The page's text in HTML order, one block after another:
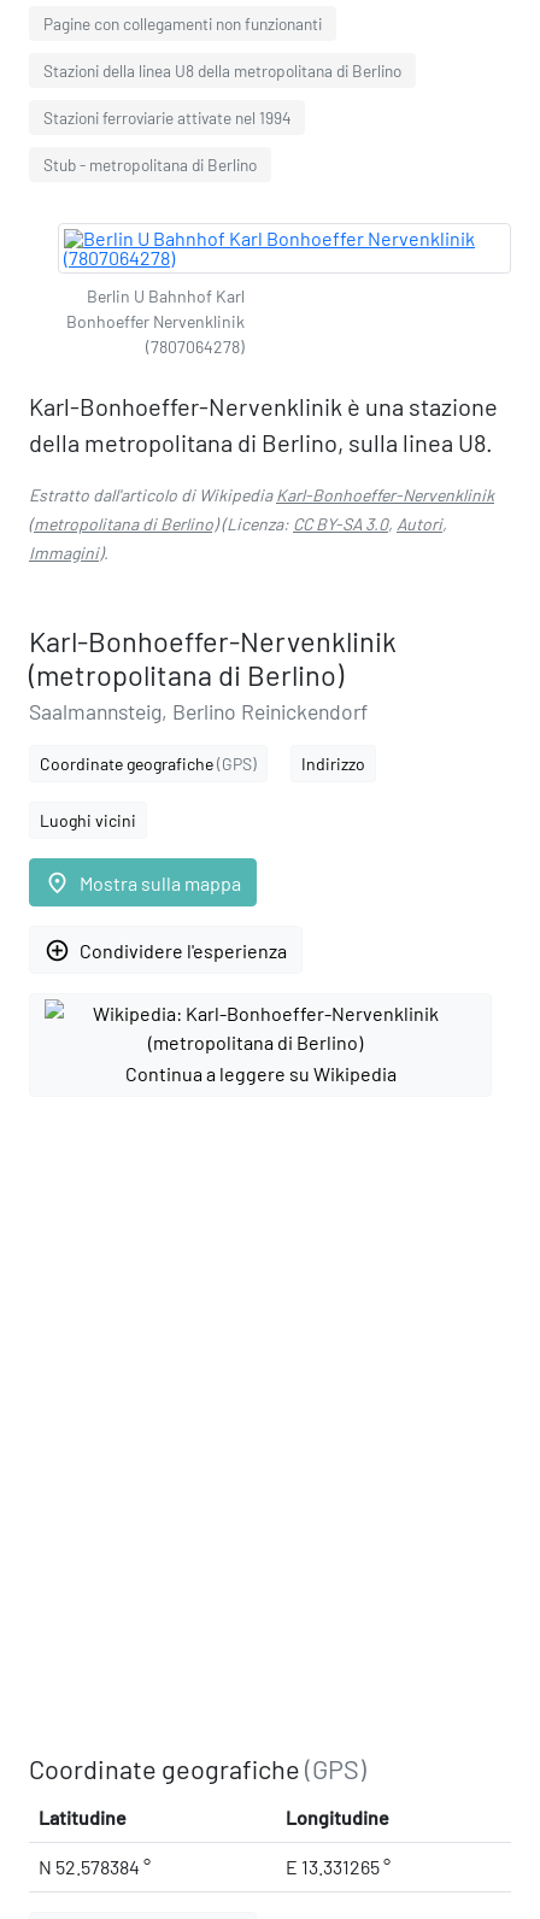
Pagine con collegamenti non funzionanti
Stazioni della linea U8 della metropolitana di Berlino
Stazioni ferroviarie attivate nel 1994
Stub - metropolitana di Berlino
Berlin U Bahnhof Karl
Bonhoeffer Nervenklinik
(7807064278)
Karl-Bonhoeffer-Nervenklinik è una stazione
della metropolitana di Berlino, sulla linea U8.
Estratto dall'articolo di WikipediaKarl-Bonhoeffer-Nervenklinik
(metropolitana di Berlino)(Licenza: CC BY-SA 3.0, Autori,
Immagini).
Karl-Bonhoeffer-Nervenklinik
(metropolitana di Berlino)
Saalmannsteig, Berlino Reinickendorf
Coordinate geografiche(GPS) Indirizzo
Luoghi vicini
place Mostra sulla mappa
add_circle_outline Condividere l'esperienza
Continua a leggere su Wikipedia
Coordinate geografiche(GPS)
Latitudine Longitudine
N 52.578384 ° E 13.331265 °